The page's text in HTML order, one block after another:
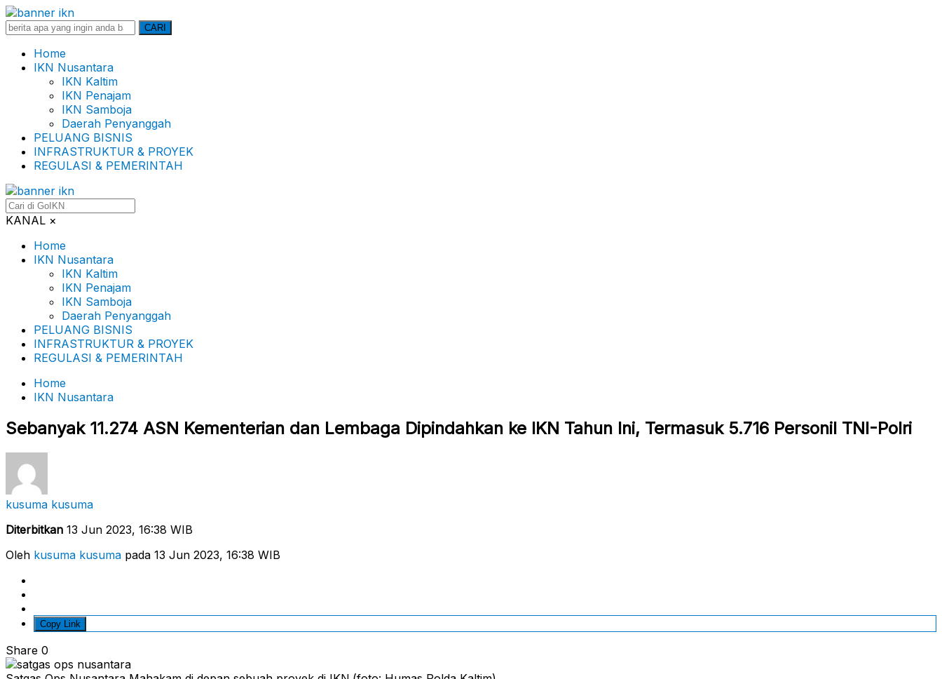
Search
CARI
Home
IKN Nusantara
IKN Kaltim
IKN Penajam
IKN Samboja
Daerah Penyanggah
PELUANG BISNIS
INFRASTRUKTUR & PROYEK
REGULASI & PEMERINTAH
KANAL ×
Home
IKN Nusantara
IKN Kaltim
IKN Penajam
IKN Samboja
Daerah Penyanggah
PELUANG BISNIS
INFRASTRUKTUR & PROYEK
REGULASI & PEMERINTAH
Home
IKN Nusantara
Sebanyak 11.274 ASN Kementerian dan Lembaga Dipindahkan ke IKN Tahun Ini, Termasuk 5.716 Personil TNI-Polri
kusuma kusuma
Diterbitkan 13 Jun 2023, 16:38 WIB
Oleh kusuma kusuma pada 13 Jun 2023, 16:38 WIB
Copy Link
Share 0